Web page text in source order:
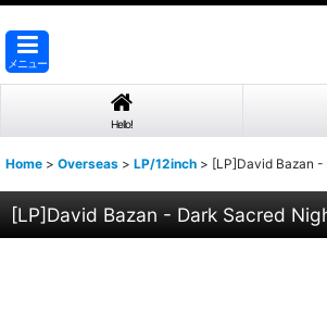
メニュー
Hello!
Home > Overseas > LP/12inch > [LP]David Bazan
[LP]David Bazan - Dark Sacred